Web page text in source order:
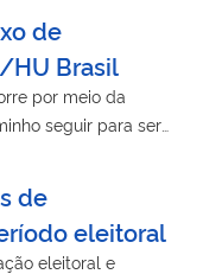
de
HU Brasil
por meio da
seguir para ser
de
eleitoral
eleitoral e